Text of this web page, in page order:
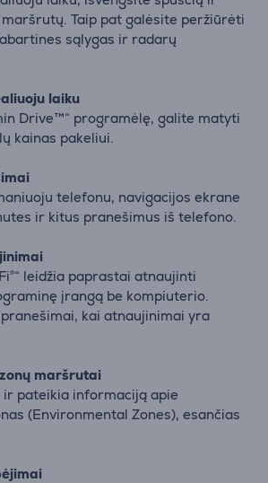
Taip pat galėsite peržiūrėti
sąlygas ir radarų
laiku
Drive™“ programėlę, galite matyti
kainas pakeliui.
telefonu, navigacijos ekrane
ir kitus pranešimus iš telefono.
leidžia paprastai atnaujinti
įrangą be kompiuterio.
kai atnaujinimai yra
maršrutai
ir pateikia informaciją apie
(Environmental Zones), esančias